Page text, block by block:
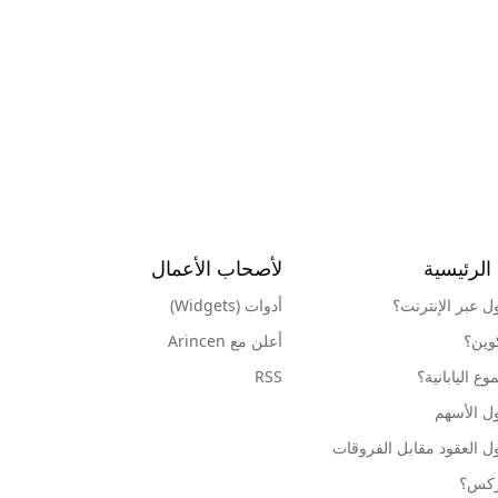
عبر الإنترنت؟
اليابانية؟
الأسهم
العقود مقابل الفروقات
لأصحاب الأعمال
أدوات (Widgets)
أعلن مع Arincen
RSS